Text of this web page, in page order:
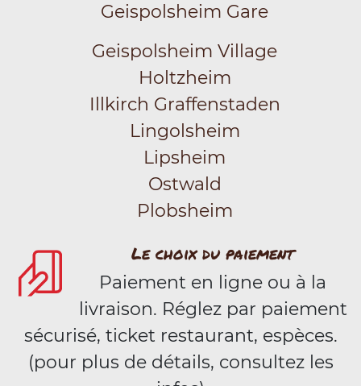
Geispolsheim Gare
Geispolsheim Village
Holtzheim
Illkirch Graffenstaden
Lingolsheim
Lipsheim
Ostwald
Plobsheim
Le choix du paiement
Paiement en ligne ou à la
livraison. Réglez par paiement
sécurisé, ticket restaurant, espèces.
(pour plus de détails, consultez les